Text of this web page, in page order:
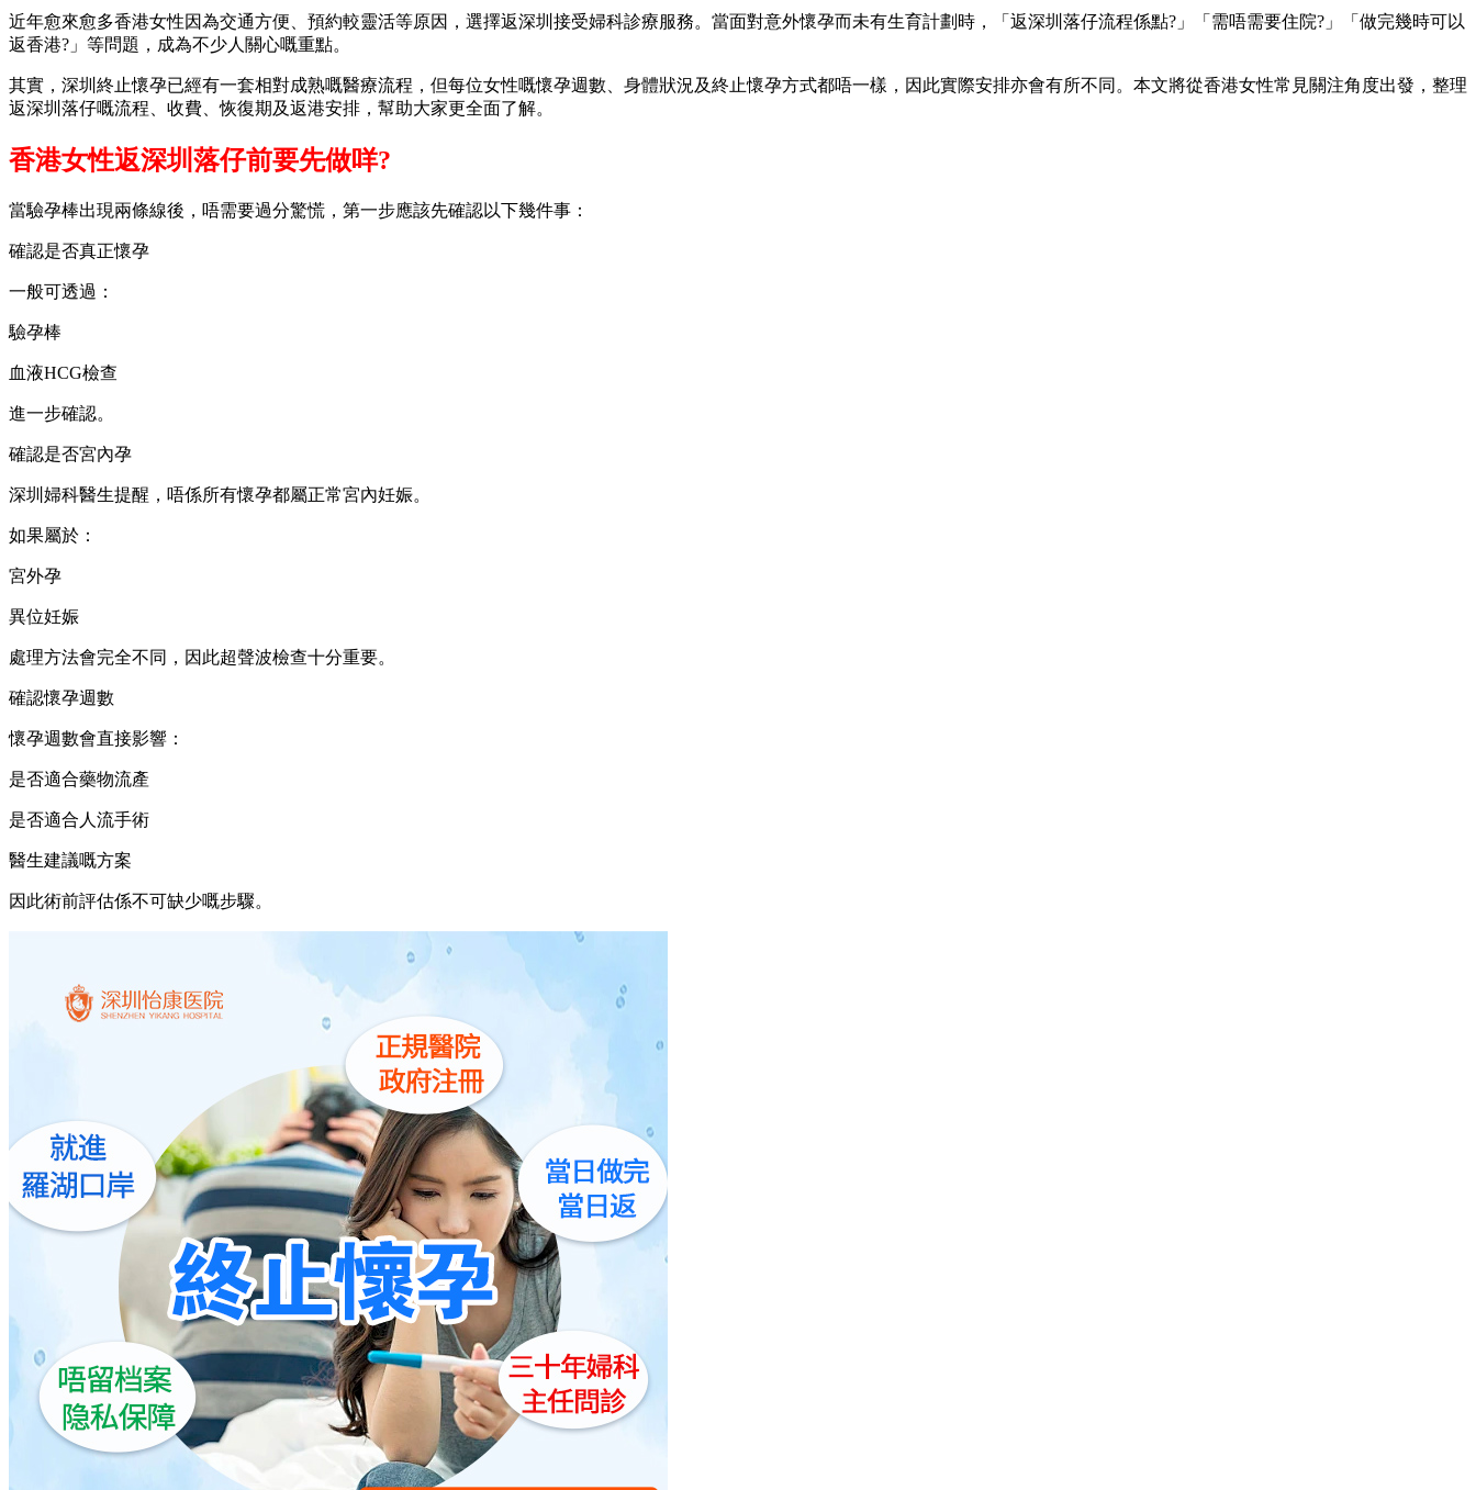
近年愈來愈多香港女性因為交通方便、預約較靈活等原因，選擇返深圳接受婦科診療服務。當面對意外懷孕而未有生育計劃時，「返深圳落仔流程係點?」「需唔需要住院?」「做完幾時可以
返香港?」等問題，成為不少人關心嘅重點。
其實，深圳終止懷孕已經有一套相對成熟嘅醫療流程，但每位女性嘅懷孕週數、身體狀況及終止懷孕方式都唔一樣，因此實際安排亦會有所不同。本文將從香港女性常見關注角度出發，整理
返深圳落仔嘅流程、收費、恢復期及返港安排，幫助大家更全面了解。
香港女性返深圳落仔前要先做咩?
當驗孕棒出現兩條線後，唔需要過分驚慌，第一步應該先確認以下幾件事：
確認是否真正懷孕
一般可透過：
驗孕棒
血液HCG檢查
進一步確認。
確認是否宮內孕
深圳婦科醫生提醒，唔係所有懷孕都屬正常宮內妊娠。
如果屬於：
宮外孕
異位妊娠
處理方法會完全不同，因此超聲波檢查十分重要。
確認懷孕週數
懷孕週數會直接影響：
是否適合藥物流產
是否適合人流手術
醫生建議嘅方案
因此術前評估係不可缺少嘅步驟。